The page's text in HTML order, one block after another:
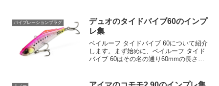
ました。シーライドロングの特徴は、ド
テラ流しやキャストを交え...
バイブレーションプラグ
デュオのタイドバイブ60のインプ
レ集
ベイルーフ タイドバイブ 60について紹介
します。まず始めに、ベイルーフ タイド
バイブ 60はその名の通り60mmの長さを
スを作り出しています。このタイドバイ